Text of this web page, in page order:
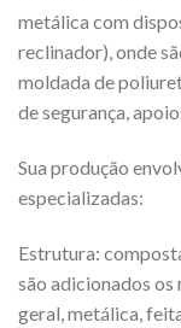
metálica com
reclinador), onde
moldada de
de segurança,
Sua produção
especializadas:
Estrutura:
são adicionados os
geral, metálica,